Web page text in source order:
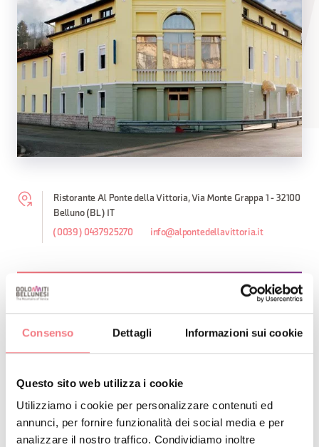
Consenso Dettagli Informazioni sui cookie
Questo sito web utilizza i cookie
Utilizziamo i cookie per personalizzare contenuti ed
annunci, per fornire funzionalità dei social media e per
analizzare il nostro traffico. Condividiamo inoltre
Ristorante Al Ponte della Vittoria, Via Monte Grappa 1 - 32100
Belluno (BL) IT
(0039) 0437925270 info@alpontedellavittoria.it
RESTA IN CONTATTO
Iscriviti alla newsletter delle Dolomiti Bellunesi!